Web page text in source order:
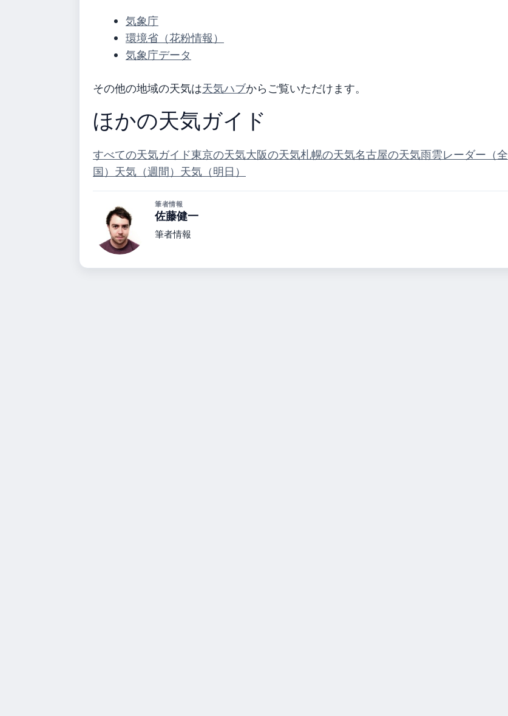
気象庁
環境省（花粉情報）
気象庁データ
その他の地域の天気は天気ハブからご覧いただけます。
ほかの天気ガイド
すべての天気ガイド東京の天気大阪の天気札幌の天気名古屋の天気雨雲レーダー（全
国） 天気（週間） 天気（明日）
筆者情報
佐藤健一
筆者情報